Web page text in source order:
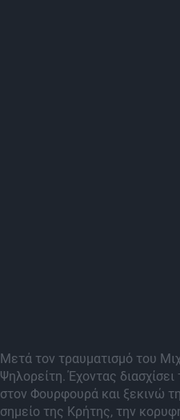
Μετά τον τραυματισμό του
Ψηλορείτη. Έχοντας
στον Φουρφουρά και ξεκινώ
σημείο της Κρήτης, την